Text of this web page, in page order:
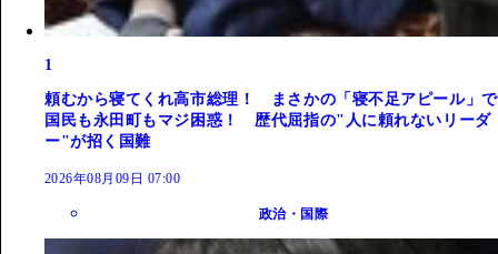
1
頼むから寝てくれ高市総理！ まさかの「寝不足アピール」で
国民も永田町もマジ困惑！ 歴代屈指の"人に頼れないリーダ
ー"が招く国難
2026年08月09日 07:00
政治・国際